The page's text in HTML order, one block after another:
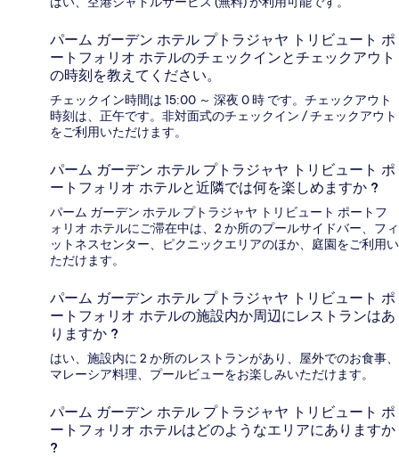
パーム ガーデン ホテル プトラジャヤ トリビュート ポ
ートフォリオ ホテルのチェックインとチェックアウト
の時刻を教えてください。
チェックイン時間は 15:00 ～ 深夜 0 時 です。チェックアウト
時刻は、正午です。非対面式のチェックイン / チェックアウト
をご利用いただけます。
パーム ガーデン ホテル プトラジャヤ トリビュート ポ
ートフォリオ ホテルと近隣では何を楽しめますか ?
パーム ガーデン ホテル プトラジャヤ トリビュート ポートフ
ォリオ ホテルにご滞在中は、2 か所のプールサイドバー、フィ
ットネスセンター、ピクニックエリアのほか、庭園をご利用い
ただけます。
パーム ガーデン ホテル プトラジャヤ トリビュート ポ
ートフォリオ ホテルの施設内か周辺にレストランはあ
りますか ?
はい、施設内に 2 か所のレストランがあり、屋外でのお食事、
マレーシア料理、プールビューをお楽しみいただけます。
パーム ガーデン ホテル プトラジャヤ トリビュート ポ
ートフォリオ ホテルはどのようなエリアにありますか
?